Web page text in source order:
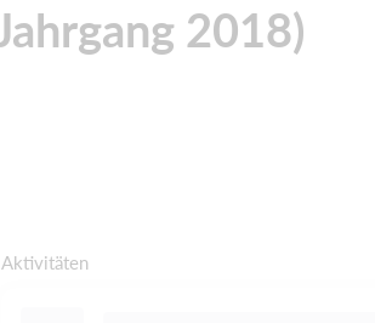
2018)
Aktivitäten